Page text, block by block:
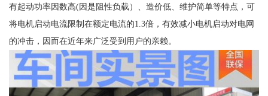
有起动功率因数高(因是阻性负载）、造价低、维护简单等特点，可
将电机启动电流限制在额定电流的1.3倍，有效减小电机启动对电网
的冲击，因而在近年来广泛受到用户的亲赖。